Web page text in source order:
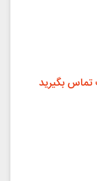
تماس بگیرید